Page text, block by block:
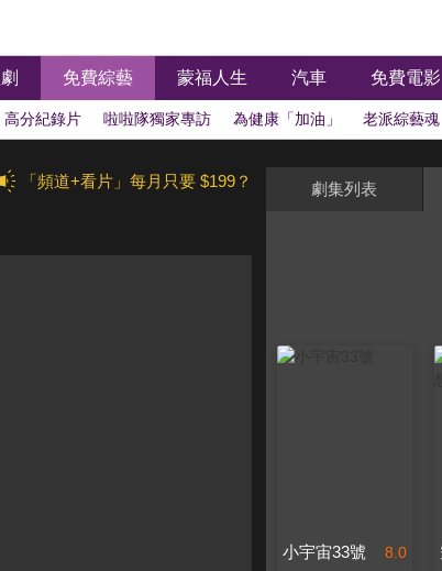
免費綜藝 蒙福人生 汽車 免費電影
高分紀錄片 啦啦隊獨家專訪 為健康「加油」 老派綜藝魂
「頻道+看片」每月只要 $199？ 劇集列表
8.0
小宇宙33號